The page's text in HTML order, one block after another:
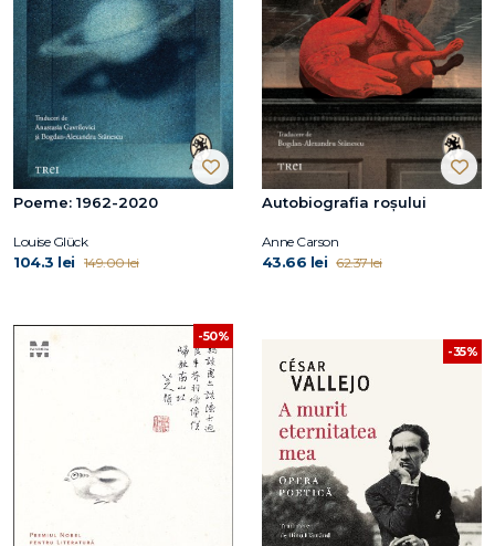
Poeme: 1962-2020
Louise Glück
104.3 lei 149.00 lei
Autobiografia roșului
Anne Carson
43.66 lei 62.37 lei
-50%
-35%